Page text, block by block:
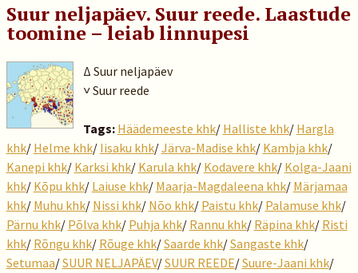
Suur neljapäev. Suur reede. Laastude
toomine – leiab linnupesi
Δ Suur neljapäev
˅ Suur reede
Tags: Häädemeeste khk/ Halliste khk/ Hargla
khk/ Helme khk/ Iisaku khk/Järva-Madise khk/ Kambja khk/
Kanepi khk/ Karksi khk/ Karula khk/ Kodavere khk/ Kolga-Jaani
khk/ Kõpu khk/ Laiuse khk/ Maarja-Magdaleena khk/ Märjamaa
khk/ Muhu khk/ Nissi khk/ Nõo khk/ Paistu khk/ Palamuse khk/
Pärnu khk/ Põlva khk/ Puhja khk/ Rannu khk/ Räpina khk/ Risti
khk/ Rõngu khk/ Rõuge khk/Saarde khk/Sangaste khk/
Setumaa/SUUR NELJAPÄEV/SUUR REEDE/Suure-Jaani khk/